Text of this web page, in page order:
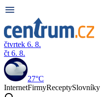
čtvrtek 6. 8.
čt 6. 8.
27°C
InternetFirmyReceptySlovníky